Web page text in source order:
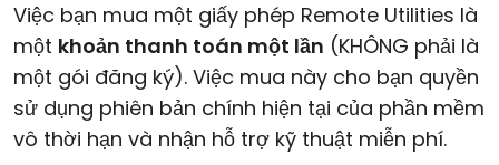
Việc bạn mua một giấy phép Remote Utilities là
một khoản thanh toán một lần (KHÔNG phải là
một gói đăng ký). Việc mua này cho bạn quyền
sử dụng phiên bản chính hiện tại của phần mềm
vô thời hạn và nhận hỗ trợ kỹ thuật miễn phí.